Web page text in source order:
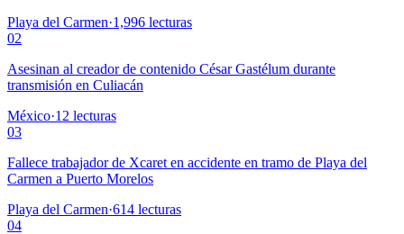
Playa del Carmen·1,996 lecturas
02
Asesinan al creador de contenido César Gastélum durante
transmisión en Culiacán
México·12 lecturas
03
Fallece trabajador de Xcaret en accidente en tramo de Playa del
Carmen a Puerto Morelos
Playa del Carmen·614 lecturas
04